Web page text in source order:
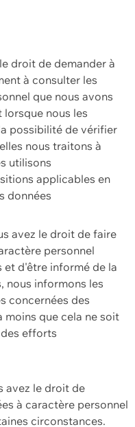
droit de demander à
à consulter les
que nous avons
nous les
possibilité de vérifier
nous traitons à
utilisons
applicables en
données
avez le droit de faire
personnel
et d'être informé de la
nous informons les
concernées des
que cela ne soit
efforts
avez le droit de
à caractère personnel
circonstances.